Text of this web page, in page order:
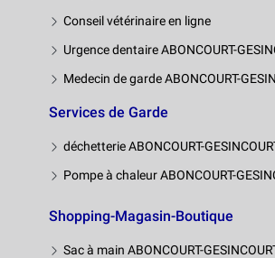
Conseil vétérinaire en ligne
Urgence dentaire ABONCOURT-
Medecin de garde ABONCOURT-
Services de Garde
déchetterie ABONCOURT-
Pompe à chaleur ABONCOURT-
Shopping-Magasin-Boutique
Sac à main ABONCOURT-